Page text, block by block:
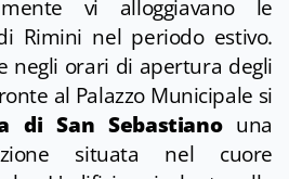
vi alloggiavano le
Rimini nel periodo estivo.
negli orari di apertura degli
al Palazzo Municipale si
di San Sebastianouna
situata nel cuore